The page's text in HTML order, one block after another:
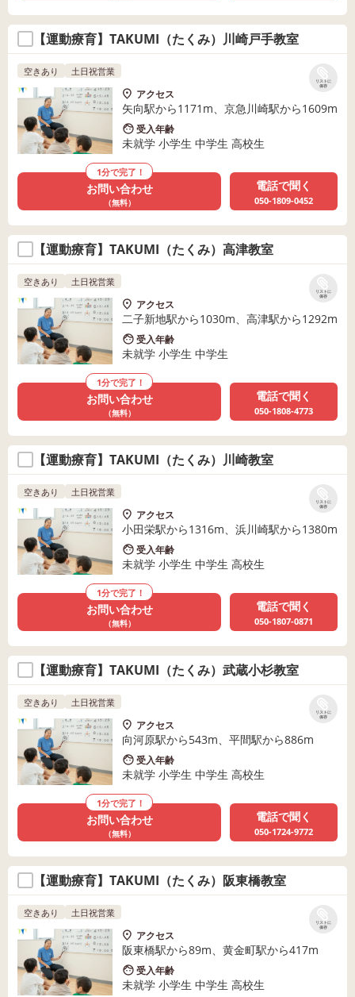
【運動療育】TAKUMI（たくみ）川崎戸手教室
リストに
保存
空きあり 土日祝営業
アクセス
矢向駅から1171m、京急川崎駅から1609m
受入年齢
未就学 小学生 中学生 高校生
1分で完了！
お問い合わせ
（無料）
電話で聞く
050-1809-0452
【運動療育】TAKUMI（たくみ）高津教室
リストに
保存
空きあり 土日祝営業
アクセス
二子新地駅から1030m、高津駅から1292m
受入年齢
未就学 小学生 中学生
1分で完了！
お問い合わせ
（無料）
電話で聞く
050-1808-4773
【運動療育】TAKUMI（たくみ）川崎教室
リストに
保存
空きあり 土日祝営業
アクセス
小田栄駅から1316m、浜川崎駅から1380m
受入年齢
未就学 小学生 中学生 高校生
1分で完了！
お問い合わせ
（無料）
電話で聞く
050-1807-0871
【運動療育】TAKUMI（たくみ）武蔵小杉教室
リストに
保存
空きあり 土日祝営業
アクセス
向河原駅から543m、平間駅から886m
受入年齢
未就学 小学生 中学生 高校生
1分で完了！
お問い合わせ
（無料）
電話で聞く
050-1724-9772
【運動療育】TAKUMI（たくみ）阪東橋教室
リストに
保存
空きあり 土日祝営業
アクセス
阪東橋駅から89m、黄金町駅から417m
受入年齢
未就学 小学生 中学生 高校生